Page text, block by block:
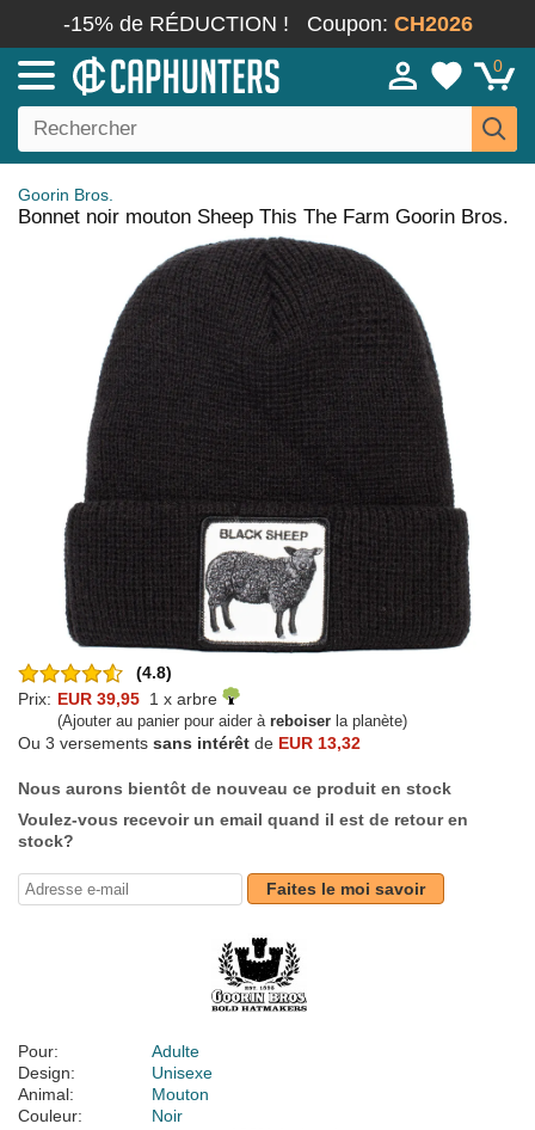
-15% de RÉDUCTION ! Coupon: CH2026
0
Goorin Bros.
Bonnet noir mouton Sheep This The Farm Goorin Bros.
(4.8)
Prix: EUR 39,95 1 x arbre
(Ajouter au panier pour aider à reboiser la planète)
Ou 3 versements sans intérêt de EUR 13,32
Nous aurons bientôt de nouveau ce produit en stock
Voulez-vous recevoir un email quand il est de retour en
stock?
Faites le moi savoir
Pour:
Adulte
Design:
Unisexe
Animal:
Mouton
Couleur:
Noir